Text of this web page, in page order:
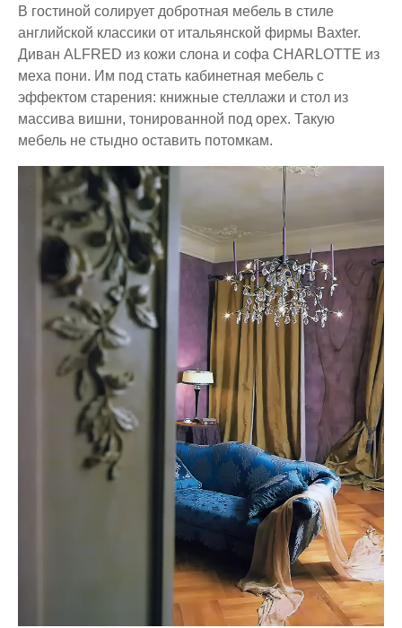
В гостиной солирует добротная мебель в стиле
английской классики от итальянской фирмы Baxter.
Диван ALFRED из кожи слона и софа CHARLOTTE из
меха пони. Им под стать кабинетная мебель с
эффектом старения: книжные стеллажи и стол из
массива вишни, тонированной под орех. Такую
мебель не стыдно оставить потомкам.